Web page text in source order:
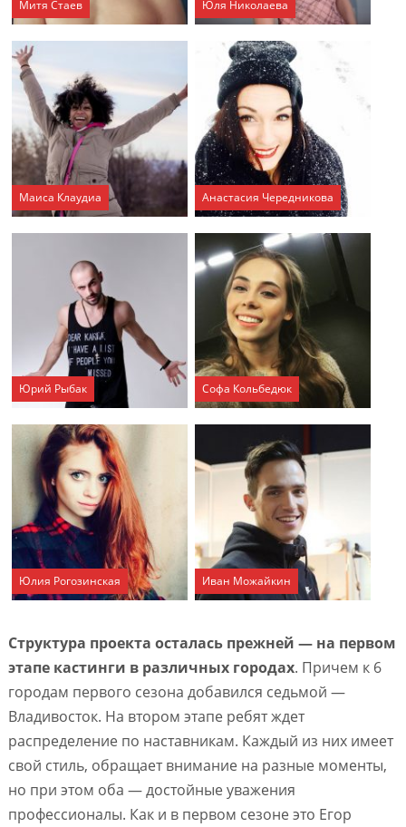
Митя Стаев Юля Николаева
Маиса Клаудиа Анастасия Чередникова
Юрий Рыбак Софа Кольбедюк
Юлия Рогозинская Иван Можайкин
Структура проекта осталась прежней — на первом
этапе кастинги в различных городах. Причем к 6
городам первого сезона добавился седьмой —
Владивосток. На втором этапе ребят ждет
распределение по наставникам. Каждый из них имеет
свой стиль, обращает внимание на разные моменты,
но при этом оба — достойные уважения
профессионалы. Как и в первом сезоне это Егор